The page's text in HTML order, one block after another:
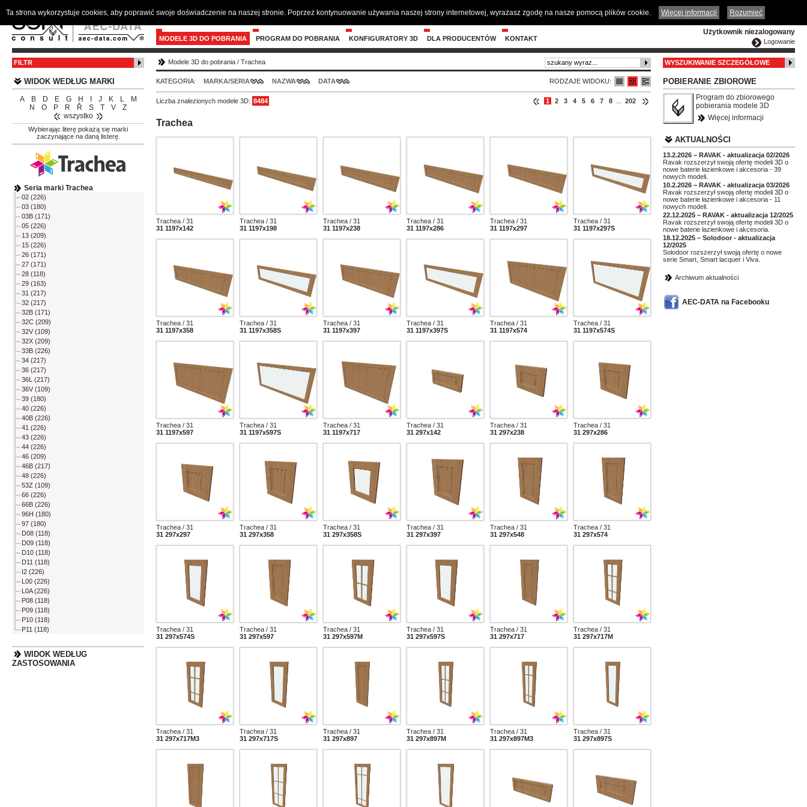
ČESKY ENGLISH DEUTSCH
Użytkownik niezalogowany
Logowanie
MODELE 3D DO POBRANIA PROGRAM DO POBRANIA KONFIGURATORY 3D DLA PRODUCENTÓW KONTAKT
FILTR
WIDOK WEDŁUG MARKI
A B D E G H J K L
M
N
O P R Ř S T V
Z
wszystko
Wybierając literę pokażą się marki
zaczynające na daną listerę.
Seria marki Trachea
02 (226)
03 (180)
03B (171)
05 (226)
13 (209)
15 (226)
26 (171)
27 (171)
28 (118)
29 (163)
31 (217)
32 (217)
32B (171)
32C (209)
32V (109)
32X (209)
33B (226)
34 (217)
36 (217)
36L (217)
36V (109)
39 (180)
40 (226)
40B (226)
41 (226)
43 (226)
44 (226)
46 (209)
46B (217)
48 (226)
53Z (109)
66 (226)
66B (226)
96H (180)
97 (180)
D08 (118)
D09 (118)
D10 (118)
D11 (118)
I2 (226)
L00 (226)
L0A (226)
P08 (118)
P09 (118)
P10 (118)
P11 (118)
WIDOK WEDŁUG
ZASTOSOWANIA
Modele 3D do pobrania / Trachea
RODZAJE WIDOKU:
KATEGORIA: MARKA/SERIA NAZWA DATA
1 2 3 4 5 6 7 8 202
Liczba znalezionych modele 3D: 8484
Trachea
Trachea / 31
31 1197x142
Trachea / 31
31 1197x198
Trachea / 31
31 1197x238
Trachea / 31
31 1197x286
Trachea / 31
31 1197x297
Trachea / 31
31 1197x297S
Trachea / 31
31 1197x358
Trachea / 31
31 1197x358S
Trachea / 31
31 1197x397
Trachea / 31
31 1197x397S
Trachea / 31
31 1197x574
Trachea / 31
31 1197x574S
Trachea / 31
31 1197x597
Trachea / 31
31 1197x597S
Trachea / 31
31 1197x717
Trachea / 31
31 297x142
Trachea / 31
31 297x238
Trachea / 31
31 297x286
Trachea / 31
31 297x297
Trachea / 31
31 297x358
Trachea / 31
31 297x358S
Trachea / 31
31 297x397
Trachea / 31
31 297x548
Trachea / 31
31 297x574
Trachea / 31
31 297x574S
Trachea / 31
31 297x597
Trachea / 31
31 297x597M
Trachea / 31
31 297x597S
Trachea / 31
31 297x717
Trachea / 31
31 297x717M
Trachea / 31
31 297x717M3
Trachea / 31
31 297x717S
Trachea / 31
31 297x897
Trachea / 31
31 297x897M
Trachea / 31
31 297x897M3
Trachea / 31
31 297x897S
WYSZUKIWANIE SZCZEGÓŁOWE
POBIERANIE ZBIOROWE
Program do zbiorowego
pobierania modele 3D
Więcej informacji
AKTUALNOŚCI
13.2.2026 – RAVAK - aktualizacja 02/2026
Ravak rozszerzył swoją ofertę modeli 3D o
nowe baterie łazienkowe i akcesoria - 39
nowych modeli.
10.2.2026 – RAVAK - aktualizacja 03/2026
Ravak rozszerzył swoją ofertę modeli 3D o
nowe baterie łazienkowe i akcesoria - 11
nowych modeli.
22.12.2025 – RAVAK - aktualizacja 12/2025
Ravak rozszerzył swoją ofertę modeli 3D o
nowe baterie łazienkowe i akcesoria.
18.12.2025 – Solodoor - aktualizacja
12/2025
Solodoor rozszerzył swoją ofertę o nowe
serie Smart, Smart lacquer i Viva.
Archiwum aktualności
AEC-DATA na Facebooku
Ta strona wykorzystuje cookies, aby poprawić swoje doświadczenie na naszej stronie. Poprzez kontynuowanie używania naszej strony internetowej, wyrażasz zgodę na nasze pomocą plików cookie. Więcej informacji Rozumieć